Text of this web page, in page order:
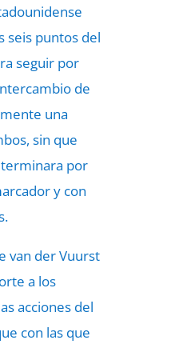
seis puntos del
seguir por
de
una
sin que
por
y con
van der Vuurst
a los
acciones del
con las que